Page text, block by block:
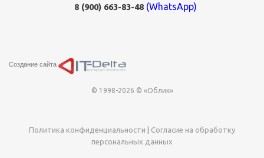
8 (900) 663-83-48 (WhatsApp)
Создание сайта
© 1998-2026 © «Облик»
Политика конфиденциальности | Согласие на обработку
персональных данных